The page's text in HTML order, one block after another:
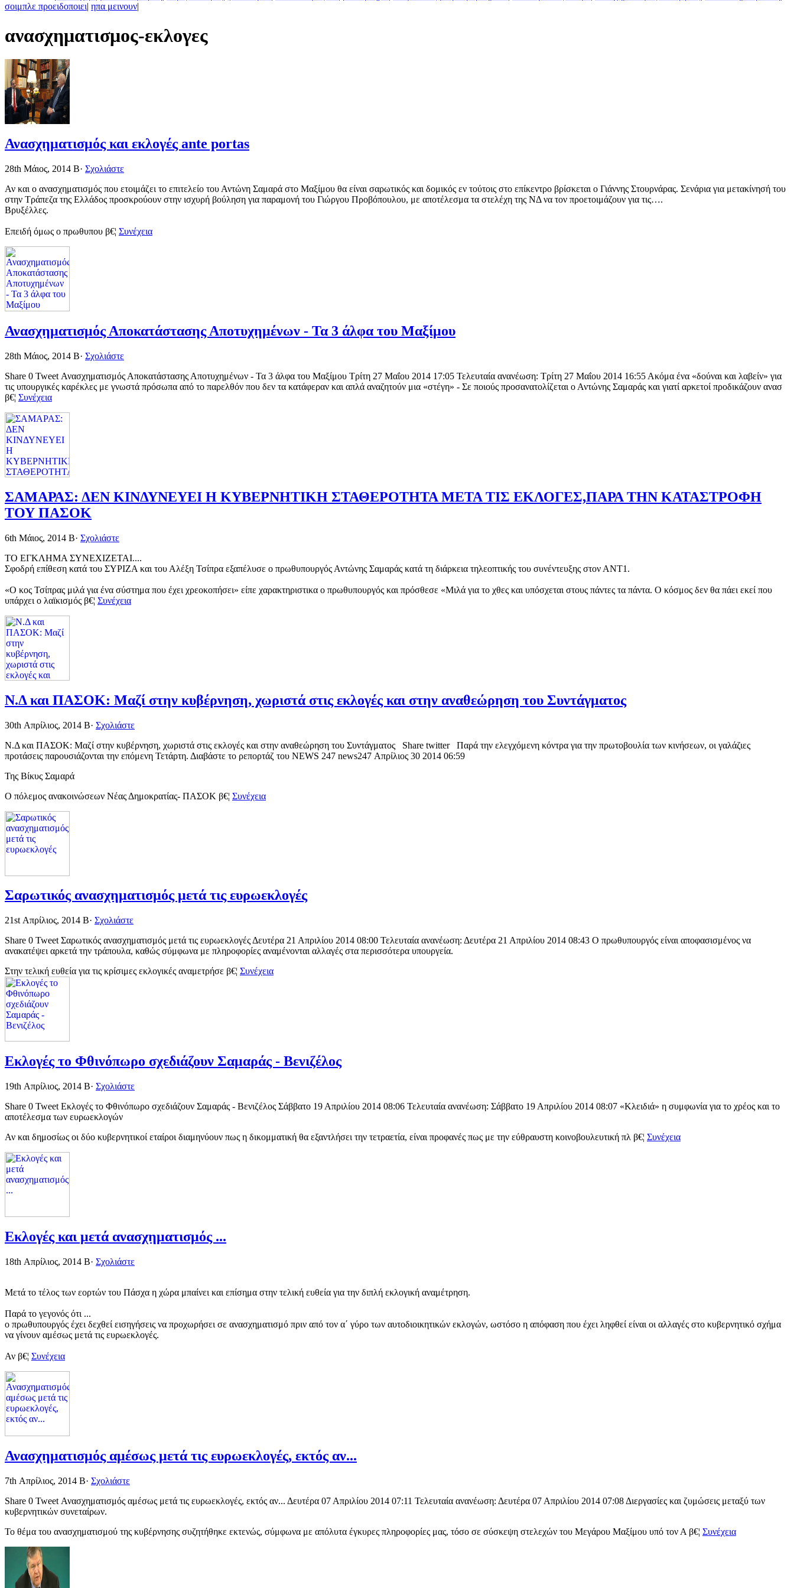
σοιμπλε προειδοποιει| ηπα μεινουν|
ανασχηματισμος-εκλογες
Ανασχηματισμός και εκλογές ante portas
28th Μάιος, 2014 Β· Σχολιάστε
Αν και ο ανασχηματισμός που ετοιμάζει το επιτελείο του Αντώνη Σαμαρά στο Μαξίμου θα είναι σαρωτικός και δομικός εν τούτοις στο επίκεντρο βρίσκεται ο Γιάννης Στουρνάρας. Σενάρια για μετακίνησή του
στην Τράπεζα της Ελλάδος προσκρούουν στην ισχυρή βούληση για παραμονή του Γιώργου Προβόπουλου, με αποτέλεσμα τα στελέχη της ΝΔ να τον προετοιμάζουν για τις….
Βρυξέλλες.
Επειδή όμως ο πρωθυπου β€¦ Συνέχεια
Ανασχηματισμός Αποκατάστασης Αποτυχημένων - Τα 3 άλφα του Μαξίμου
28th Μάιος, 2014 Β· Σχολιάστε
Share 0 Tweet Ανασχηματισμός Αποκατάστασης Αποτυχημένων - Τα 3 άλφα του Μαξίμου Τρίτη 27 Μαΐου 2014 17:05 Τελευταία ανανέωση: Τρίτη 27 Μαΐου 2014 16:55 Ακόμα ένα «δούναι και λαβείν» για
τις υπουργικές καρέκλες με γνωστά πρόσωπα από το παρελθόν που δεν τα κατάφεραν και απλά αναζητούν μια «στέγη» - Σε ποιούς προσανατολίζεται ο Αντώνης Σαμαράς και γιατί αρκετοί προδικάζουν ανασ
β€¦ Συνέχεια
ΣΑΜΑΡΑΣ: ΔΕΝ ΚΙΝΔΥΝΕΥΕΙ Η ΚΥΒΕΡΝΗΤΙΚΗ ΣΤΑΘΕΡΟΤΗΤΑ ΜΕΤΑ ΤΙΣ ΕΚΛΟΓΕΣ,ΠΑΡΑ ΤΗΝ ΚΑΤΑΣΤΡΟΦΗ
ΤΟΥ ΠΑΣΟΚ
6th Μάιος, 2014 Β· Σχολιάστε
ΤΟ ΕΓΚΛΗΜΑ ΣΥΝΕΧΙΖΕΤΑΙ....
Σφοδρή επίθεση κατά του ΣΥΡΙΖΑ και του Αλέξη Τσίπρα εξαπέλυσε ο πρωθυπουργός Αντώνης Σαμαράς κατά τη διάρκεια τηλεοπτικής του συνέντευξης στον ΑΝΤ1.
«Ο κος Τσίπρας μιλά για ένα σύστημα που έχει χρεοκοπήσει» είπε χαρακτηριστικα ο πρωθυπουργός και πρόσθεσε «Μιλά για το χθες και υπόσχεται στους πάντες τα πάντα. Ο κόσμος δεν θα πάει εκεί που
υπάρχει ο λαϊκισμός β€¦ Συνέχεια
Ν.Δ και ΠΑΣΟΚ: Μαζί στην κυβέρνηση, χωριστά στις εκλογές και στην αναθεώρηση του Συντάγματος
30th Απρίλιος, 2014 Β· Σχολιάστε
Ν.Δ και ΠΑΣΟΚ: Μαζί στην κυβέρνηση, χωριστά στις εκλογές και στην αναθεώρηση του Συντάγματος Share twitter Παρά την ελεγχόμενη κόντρα για την πρωτοβουλία των κινήσεων, οι γαλάζιες
προτάσεις παρουσιάζονται την επόμενη Τετάρτη. Διαβάστε το ρεπορτάζ του NEWS 247 news247 Απρίλιος 30 2014 06:59
Της Βίκυς Σαμαρά
Ο πόλεμος ανακοινώσεων Νέας Δημοκρατίας- ΠΑΣΟΚ β€¦ Συνέχεια
Σαρωτικός ανασχηματισμός μετά τις ευρωεκλογές
21st Απρίλιος, 2014 Β· Σχολιάστε
Share 0 Tweet Σαρωτικός ανασχηματισμός μετά τις ευρωεκλογές Δευτέρα 21 Απριλίου 2014 08:00 Τελευταία ανανέωση: Δευτέρα 21 Απριλίου 2014 08:43 Ο πρωθυπουργός είναι αποφασισμένος να
ανακατέψει αρκετά την τράπουλα, καθώς σύμφωνα με πληροφορίες αναμένονται αλλαγές στα περισσότερα υπουργεία.
Στην τελική ευθεία για τις κρίσιμες εκλογικές αναμετρήσε β€¦ Συνέχεια
Εκλογές το Φθινόπωρο σχεδιάζουν Σαμαράς - Βενιζέλος
19th Απρίλιος, 2014 Β· Σχολιάστε
Share 0 Tweet Εκλογές το Φθινόπωρο σχεδιάζουν Σαμαράς - Βενιζέλος Σάββατο 19 Απριλίου 2014 08:06 Τελευταία ανανέωση: Σάββατο 19 Απριλίου 2014 08:07 «Κλειδιά» η συμφωνία για το χρέος και το
αποτέλεσμα των ευρωεκλογών
Αν και δημοσίως οι δύο κυβερνητικοί εταίροι διαμηνύουν πως η δικομματική θα εξαντλήσει την τετραετία, είναι προφανές πως με την εύθραυστη κοινοβουλευτική πλ β€¦ Συνέχεια
Εκλογές και μετά ανασχηματισμός ...
18th Απρίλιος, 2014 Β· Σχολιάστε
Μετά το τέλος των εορτών του Πάσχα η χώρα μπαίνει και επίσημα στην τελική ευθεία για την διπλή εκλογική αναμέτρηση.
Παρά το γεγονός ότι ...
ο πρωθυπουργός έχει δεχθεί εισηγήσεις να προχωρήσει σε ανασχηματισμό πριν από τον α΄ γύρο των αυτοδιοικητικών εκλογών, ωστόσο η απόφαση που έχει ληφθεί είναι οι αλλαγές στο κυβερνητικό σχήμα
να γίνουν αμέσως μετά τις ευρωεκλογές.
Αν β€¦ Συνέχεια
Ανασχηματισμός αμέσως μετά τις ευρωεκλογές, εκτός αν...
7th Απρίλιος, 2014 Β· Σχολιάστε
Share 0 Tweet Ανασχηματισμός αμέσως μετά τις ευρωεκλογές, εκτός αν... Δευτέρα 07 Απριλίου 2014 07:11 Τελευταία ανανέωση: Δευτέρα 07 Απριλίου 2014 07:08 Διεργασίες και ζυμώσεις μεταξύ των
κυβερνητικών συνεταίρων.
Το θέμα του ανασχηματισμού της κυβέρνησης συζητήθηκε εκτενώς, σύμφωνα με απόλυτα έγκυρες πληροφορίες μας, τόσο σε σύσκεψη στελεχών του Μεγάρου Μαξίμου υπό τον Α β€¦ Συνέχεια